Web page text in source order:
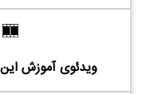
ویدئوی آموزش